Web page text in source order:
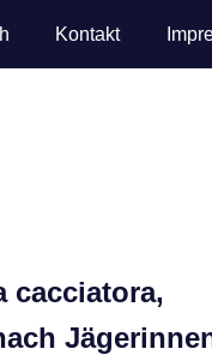
Kontakt
cacciatora,